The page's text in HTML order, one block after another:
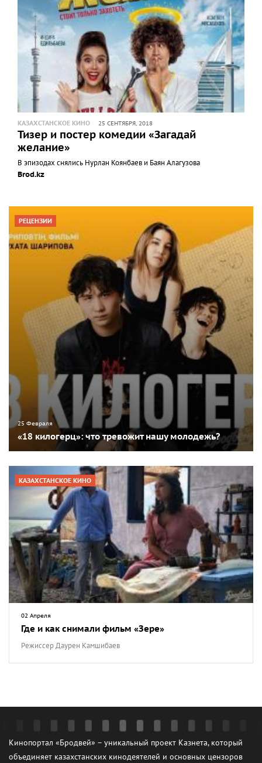
КАЗАХСТАНСКОЕ КИНО 25 СЕНТЯБРЯ, 2018
Тизер и постер комедии «Загадай
желание»
В эпизодах снялись Нурлан Коянбаев и Баян Алагузова
Brod.kz
РЕЦЕНЗИИ
25 Февраля
«18 килогерц»: что тревожит нашу молодежь?
КАЗАХСТАНСКОЕ КИНО
02 Апреля
Где и как снимали фильм «Зере»
Режиссер Даурен Камшибаев
Кинопортал «Бродвей» – уникальный проект Казнета, который
объединяет казахстанских кинодеятелей и основных цензоров